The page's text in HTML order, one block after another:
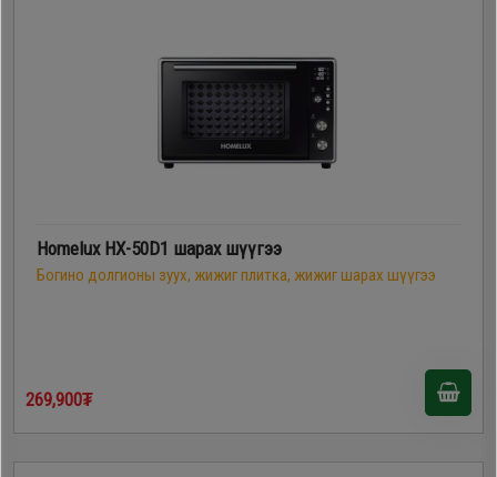
Homelux HX-50D1 шарах шүүгээ
Богино долгионы зуух, жижиг плитка, жижиг шарах шүүгээ
269,900₮